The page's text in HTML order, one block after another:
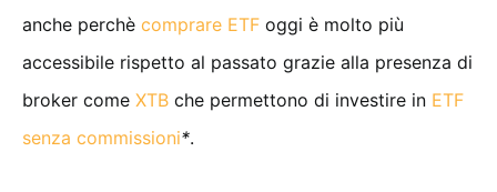
anche perchè comprare ETF oggi è molto più
accessibile rispetto al passato grazie alla presenza di
broker come XTB che permettono di investire in ETF
senza commissioni*.